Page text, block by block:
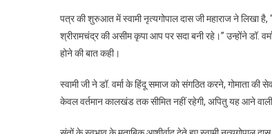
पत्र की शुरुआत में स्वामी नृत्यगोपाल दास जी महाराज ने लिखा
श्रीरामचंद्र की असीम कृपा आप पर सदा बनी रहे।” उन्होंने डॉ.
होने की बात कही।
स्वामी जी ने डॉ. वर्मा के हिंदू समाज को संगठित करने, गोमाता
केवल वर्तमान कालखंड तक सीमित नहीं रहेगी, अपितु यह आने वाली